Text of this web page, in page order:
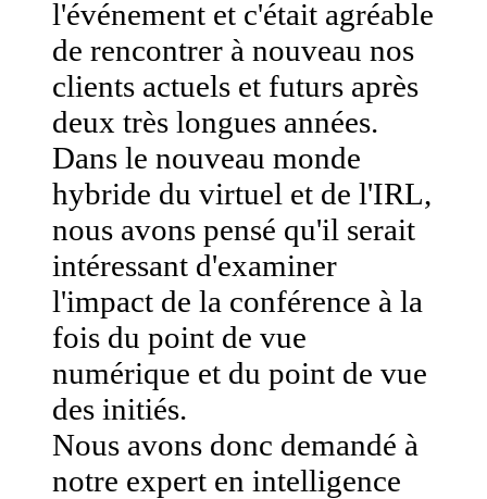
l'événement et c'était agréable
de rencontrer à nouveau nos
clients actuels et futurs après
deux très longues années.
Dans le nouveau monde
hybride du virtuel et de l'IRL,
nous avons pensé qu'il serait
intéressant d'examiner
l'impact de la conférence à la
fois du point de vue
numérique et du point de vue
des initiés.
Nous avons donc demandé à
notre expert en intelligence